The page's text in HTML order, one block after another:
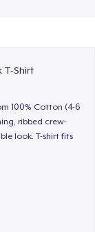
T-Shirt
100% Cotton (4-6
ribbed crew-
look. T-shirt fits